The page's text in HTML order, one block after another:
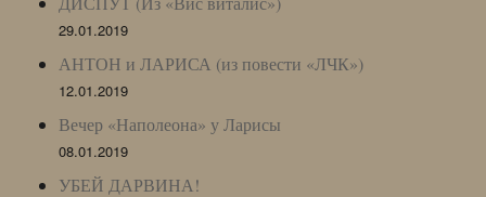
29.01.2019
АНТОН и ЛАРИСА (из повести «ЛЧК»)
12.01.2019
Вечер «Наполеона» у Ларисы
08.01.2019
УБЕЙ ДАРВИНА!